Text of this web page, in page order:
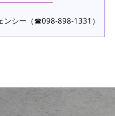
シー（☎098-898-1331）